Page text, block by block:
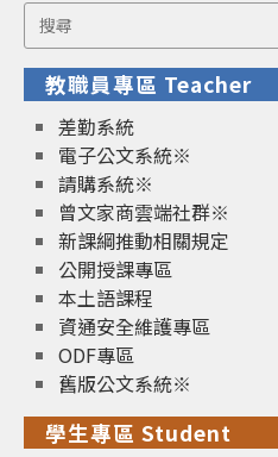
Search
for:
教職員專區 Teacher
差勤系統
電子公文系統※
請購系統※
曾文家商雲端社群※
新課綱推動相關規定
公開授課專區
本土語課程
資通安全維護專區
ODF專區
舊版公文系統※
學生專區 Student